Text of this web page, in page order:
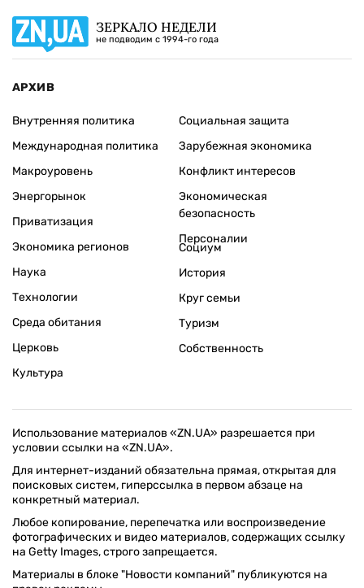
ЗЕРКАЛО НЕДЕЛИ
не подводим с 1994-го года
АРХИВ
Внутренняя политика
Международная политика
Макроуровень
Энергорынок
Приватизация
Экономика регионов
Социальная защита
Зарубежная экономика
Конфликт интересов
Экономическая
безопасность
Персоналии
Наука
Технологии
Среда обитания
Церковь
Культура
Социум
История
Круг семьи
Туризм
Собственность
Использование материалов «ZN.UA» разрешается при
условии ссылки на «ZN.UA».
Для интернет-изданий обязательна прямая, открытая для
поисковых систем, гиперссылка в первом абзаце на
конкретный материал.
Любое копирование, перепечатка или воспроизведение
фотографических и видео материалов, содержащих ссылку
на Getty Images, строго запрещается.
Материалы в блоке "Новости компаний" публикуются на